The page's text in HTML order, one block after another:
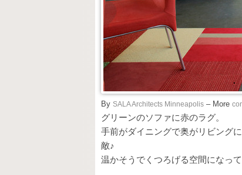
By SALA Architects Minneapolis – More
グリーンのソファに赤のラグ。
手前がダイニングで奥がリビング
敵♪
温かそうでくつろげる空間になって